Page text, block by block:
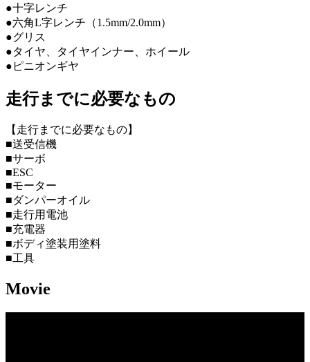
●十字レンチ
●六角L字レンチ（1.5mm/2.0mm）
●グリス
●タイヤ、タイヤインナー、ホイール
●ピニオンギヤ
走行までに必要なもの
【走行までに必要なもの】
■送受信機
■サーボ
■ESC
■モーター
■ダンパーオイル
■走行用電池
■充電器
■ボディ塗装用塗料
■工具
Movie